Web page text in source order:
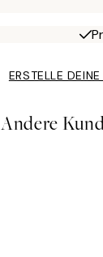
ERSTELLE
Andere